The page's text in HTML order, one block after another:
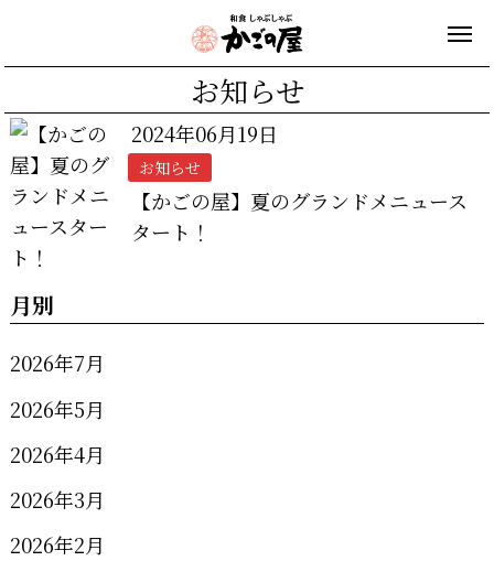
お知らせ
2024年06月19日
お知らせ
【かごの屋】夏のグランドメニュース
タート！
月別
2026年7月
2026年5月
2026年4月
2026年3月
2026年2月